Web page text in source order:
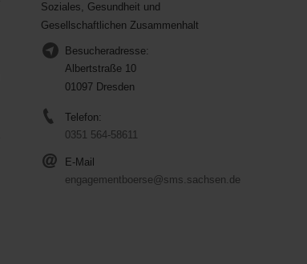
Soziales, Gesundheit und
Gesellschaftlichen Zusammenhalt
Besucheradresse:
Albertstraße 10
01097 Dresden
Telefon:
0351 564-58611
E-Mail
engagementboerse@sms.sachsen.de